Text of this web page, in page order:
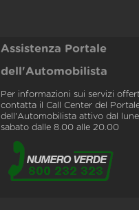
Assistenza Portale
dell'Automobilista
Per informazioni sui servizi
contatta il Call Center del
dell'Automobilista attivo dal
sabato dalle 8.00 alle 20.00